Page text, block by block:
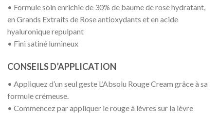
• Formule soin enrichie de 30% de baume de rose hydratant,
en Grands Extraits de Rose antioxydants et en acide
hyaluronique repulpant
• Fini satiné lumineux
CONSEILS D’APPLICATION
• Appliquez d’un seul geste L’Absolu Rouge Cream grâce à sa
formule crémeuse.
• Commencez par appliquer le rouge à lèvres sur la lèvre